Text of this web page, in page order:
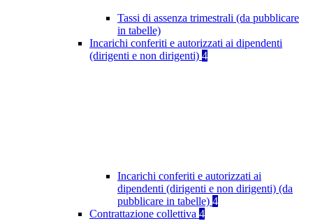
Tassi di assenza trimestrali (da pubblicare
in tabelle)
Incarichi conferiti e autorizzati ai dipendenti
(dirigenti e non dirigenti) 4
Incarichi conferiti e autorizzati ai
dipendenti (dirigenti e non dirigenti) (da
pubblicare in tabelle) 4
Contrattazione collettiva 4